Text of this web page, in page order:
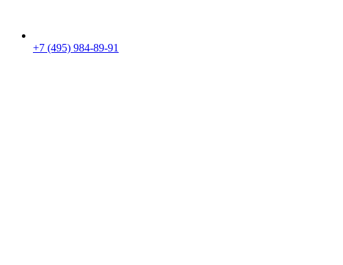
+7 (495) 984-89-91